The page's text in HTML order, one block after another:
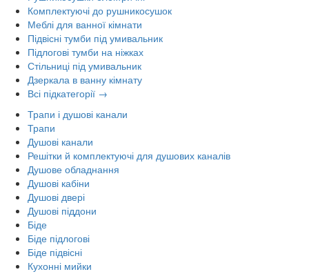
Комплектуючі до рушникосушок
Меблі для ванної кімнати
Підвісні тумби під умивальник
Підлогові тумби на ніжках
Стільниці під умивальник
Дзеркала в ванну кімнату
Всі підкатегорії →
Трапи і душові канали
Трапи
Душові канали
Решітки й комплектуючі для душових каналів
Душове обладнання
Душові кабіни
Душові двері
Душові піддони
Біде
Біде підлогові
Біде підвісні
Кухонні мийки